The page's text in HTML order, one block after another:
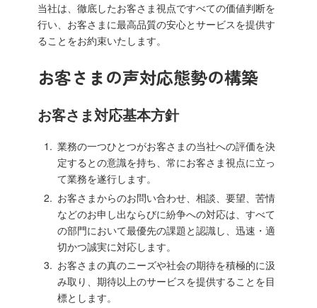
当社は、徹底したお客さま視点ですべての価値判断を
行い、お客さまに最高品質の安心とサービスを提供す
ることをお約束いたします。
お客さまの声対応態勢の構築
お客さま対応基本方針
業務の一つひとつがお客さまの当社への評価を決
定するとの意識を持ち、常にお客さま視点に立っ
て業務を遂行します。
お客さまからのお問い合わせ、相談、要望、苦情
などのお申し出ならびに紛争への対応は、すべて
の部門において最優先の課題と認識し、迅速・適
切かつ誠実に対応します。
お客さまの真のニーズや社会の期待を積極的に汲
み取り、期待以上のサービスを提供することを目
標とします。